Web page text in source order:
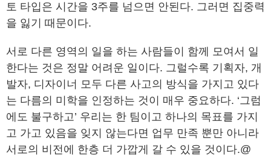
토 타입은 시간을 3주를 넘으면 안된다. 그러면 집중력
을 잃기 때문이다.
서로 다른 영역의 일을 하는 사람들이 함께 모여서 일
한다는 것은 정말 어려운 일이다. 그럴수록 기획자, 개
발자, 디자이너 모두 다른 사고의 방식을 가지고 있다
는 다름의 미학을 인정하는 것이 매우 중요하다. ‘그럼
에도 불구하고’ 우리는 한 팀이고 하나의 목표를 가지
고 가고 있음을 잊지 않는다면 업무 만족 뿐만 아니라
서로의 비전에 한층 더 가깝게 갈 수 있을 것이다.@